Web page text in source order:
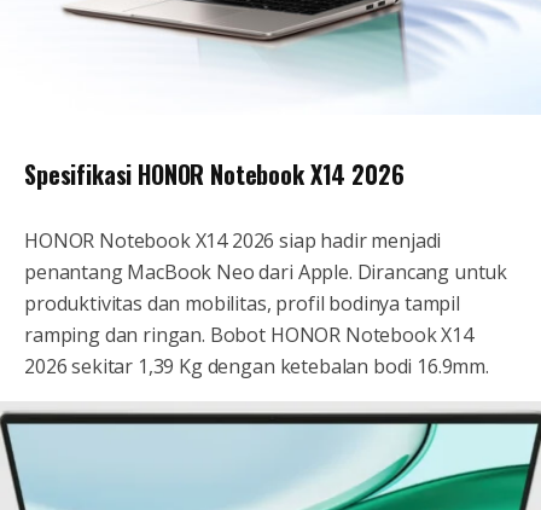
Spesifikasi HONOR Notebook X14 2026
HONOR Notebook X14 2026 siap hadir menjadi
penantang MacBook Neo dari Apple. Dirancang untuk
produktivitas dan mobilitas, profil bodinya tampil
ramping dan ringan. Bobot HONOR Notebook X14
2026 sekitar 1,39 Kg dengan ketebalan bodi 16.9mm.